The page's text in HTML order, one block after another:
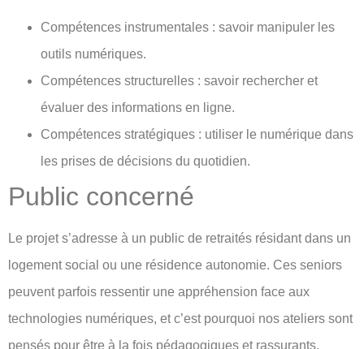
Compétences instrumentales : savoir manipuler les
outils numériques.
Compétences structurelles : savoir rechercher et
évaluer des informations en ligne.
Compétences stratégiques : utiliser le numérique dans
les prises de décisions du quotidien.
Public concerné
Le projet s’adresse à un public de retraités résidant dans un
logement social ou une résidence autonomie. Ces seniors
peuvent parfois ressentir une appréhension face aux
technologies numériques, et c’est pourquoi nos ateliers sont
pensés pour être à la fois pédagogiques et rassurants.